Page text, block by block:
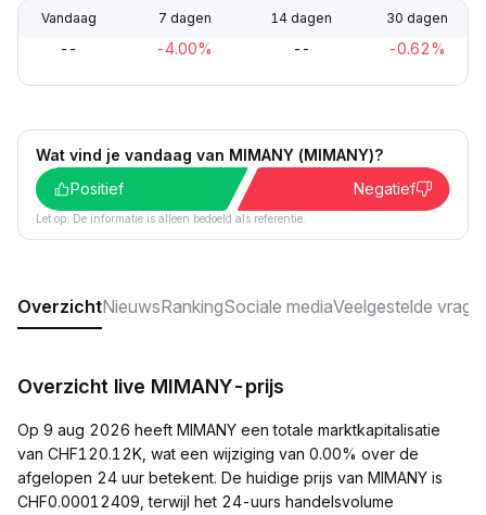
Vandaag 7 dagen 14 dagen 30 dagen
-- -4.00% -- -0.62%
Wat vind je vandaag van MIMANY (MIMANY)?
Positief
Negatief
Let op: De informatie is alleen bedoeld als referentie.
OverzichtNieuwsRankingSociale mediaVeelgestelde
Overzicht live MIMANY-prijs
Op 9 aug 2026 heeft MIMANY een totale marktkapitalisatie
van CHF120.12K, wat een wijziging van 0.00% over de
afgelopen 24 uur betekent. De huidige prijs van MIMANY is
CHF0.00012409, terwijl het 24-uurs handelsvolume